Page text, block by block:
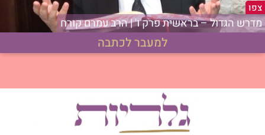
למעבר לכתבה
צפו
מדרש הגדול – בראשית פרק ו' | הרב עמרם קורח